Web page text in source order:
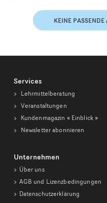
KEINE
Services
Lehrmittelberatung
Veranstaltungen
Kundenmagazin « Einblick »
Newsletter abonnieren
Unternehmen
Über uns
AGB und Lizenzbedingungen
Datenschutzerklärung